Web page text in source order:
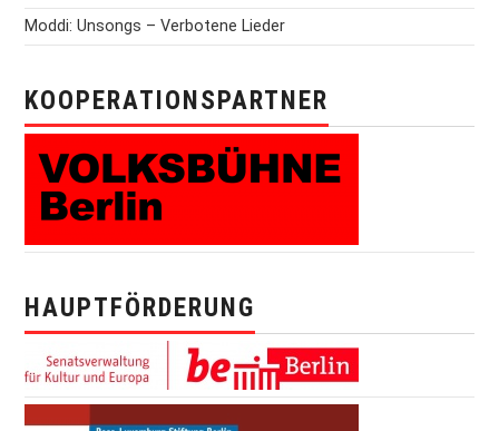
Moddi: Unsongs – Verbotene Lieder
KOOPERATIONSPARTNER
HAUPTFÖRDERUNG